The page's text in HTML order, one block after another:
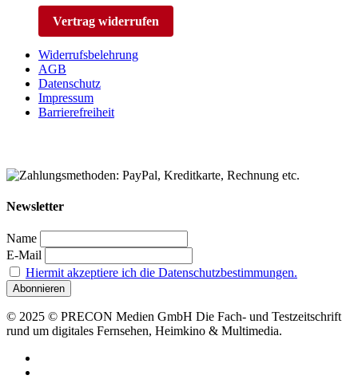
Vertrag widerrufen
Widerrufsbelehrung
AGB
Datenschutz
Impressum
Barrierefreiheit
Newsletter
Name
E-Mail
Hiermit akzeptiere ich die Datenschutzbestimmungen.
© 2025 © PRECON Medien GmbH Die Fach- und Testzeitschrift
rund um digitales Fernsehen, Heimkino & Multimedia.